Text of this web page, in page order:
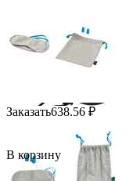
Заказать638.56 ₽
В корзину